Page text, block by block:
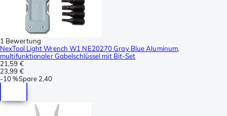
1 Bewertung
NexTool Light Wrench W1 NE20270 Gray Blue Aluminum,
multifunktionaler Gabelschlüssel mit Bit-Set
21,59 €
23,99 €
-10 %Spare 2,40